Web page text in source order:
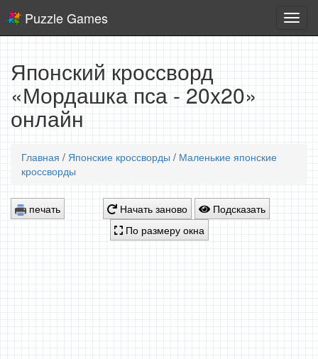
игры
Puzzle Games
Японский кроссворд
«Мордашка пса - 20x20»
онлайн
Главная / Японские кроссворды / Маленькие японские
кроссворды
печать Начать заново
Подсказать
По размеру окна